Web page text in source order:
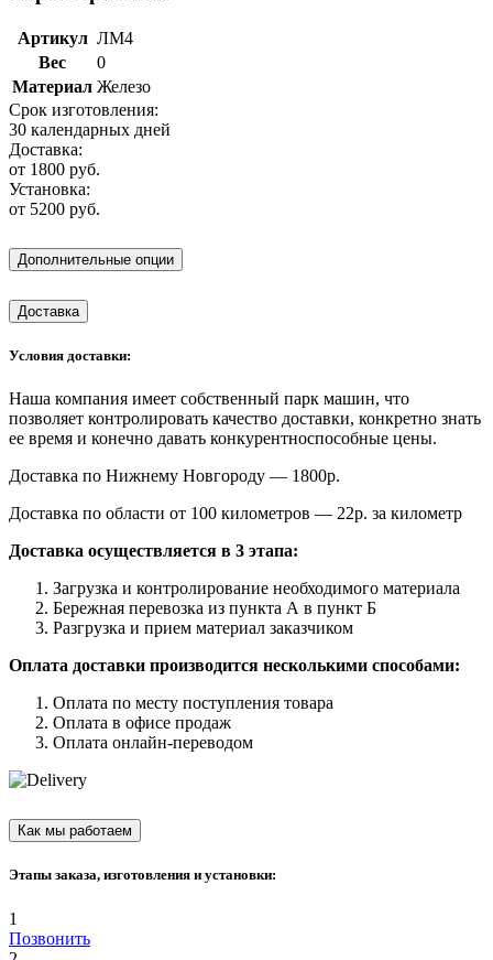
Артикул ЛМ4
Вес
0
Материал Железо
Срок изготовления:
30 календарных дней
Доставка:
от 1800 руб.
Установка:
от 5200 руб.
Дополнительные опции
Доставка
Условия доставки:
Наша компания имеет собственный парк машин, что
позволяет контролировать качество доставки, конкретно знать
ее время и конечно давать конкурентноспособные цены.
Доставка по Нижнему Новгороду — 1800р.
Доставка по области от 100 километров — 22р. за километр
Доставка осуществляется в 3 этапа:
Загрузка и контролирование необходимого материала
Бережная перевозка из пункта А в пункт Б
Разгрузка и прием материал заказчиком
Оплата доставки производится несколькими способами:
Оплата по месту поступления товара
Оплата в офисе продаж
Оплата онлайн-переводом
Как мы работаем
Этапы заказа, изготовления и установки:
1
Позвонить